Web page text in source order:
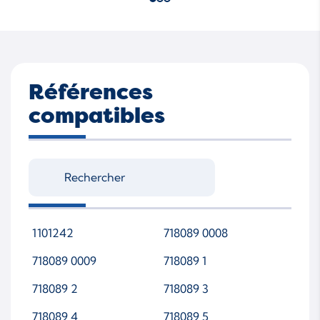
Références
compatibles
1101242
718089 0008
718089 0009
718089 1
718089 2
718089 3
718089 4
718089 5